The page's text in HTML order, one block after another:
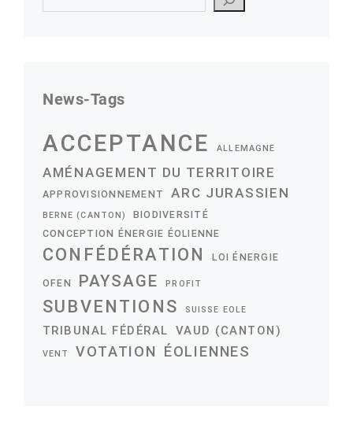
News-Tags
ACCEPTANCE ALLEMAGNE
AMÉNAGEMENT DU TERRITOIRE
APPROVISIONNEMENT ARC JURASSIEN
BERNE (CANTON)
BIODIVERSITÉ
CONCEPTION ÉNERGIE ÉOLIENNE
CONFÉDÉRATION LOI ÉNERGIE
OFEN PAYSAGE PROFIT
SUBVENTIONS SUISSE EOLE
TRIBUNAL FÉDÉRAL VAUD (CANTON)
VENT VOTATION ÉOLIENNES